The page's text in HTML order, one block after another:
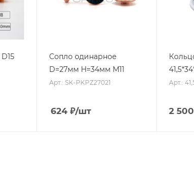
Сопло одинарное
D=27мм H=34мм M11
Арт.: SK-PKPZ27021
624₽/шт
Арт.:
2 500